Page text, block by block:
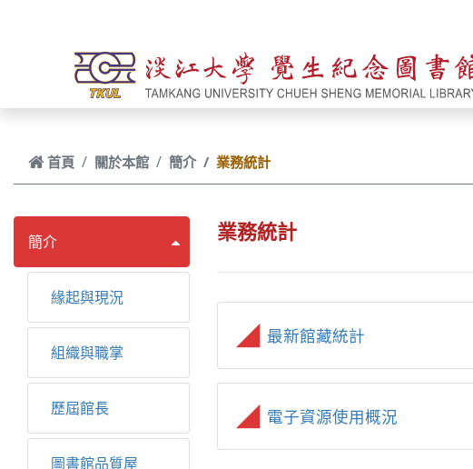
首頁 關於本館 簡介 業務統計
簡介
緣起與現況
組織與職掌
歷屆館長
圖書館品質屋
業務統計
最新館藏統計
電子資源使用概況